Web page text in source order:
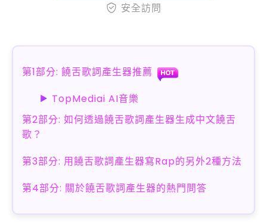
安全訪問
第1部分: 饒舌歌詞產生器推薦
TopMediai AI音樂
第2部分: 如何透過饒舌歌詞產生器生成中文饒舌
歌？
第3部分: 用饒舌歌詞產生器寫Rap的另外2種方法
第4部分: 關於饒舌歌詞產生器的熱門問答